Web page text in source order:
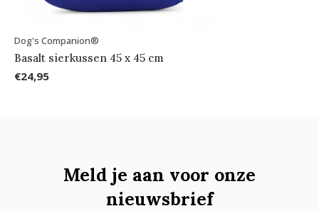
Dog's Companion®
Basalt sierkussen 45 x 45 cm
€24,95
Meld je aan voor onze
nieuwsbrief